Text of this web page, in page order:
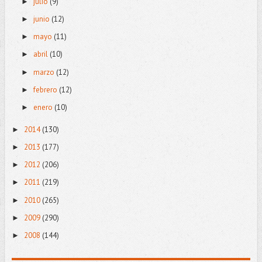
► junio (12)
► mayo(11)
► abril(10)
► marzo (12)
►febrero (12)
► enero (10)
► 2014(130)
► 2013 (177)
► 2012 (206)
► 2011 (219)
► 2010 (265)
► 2009(290)
► 2008 (144)